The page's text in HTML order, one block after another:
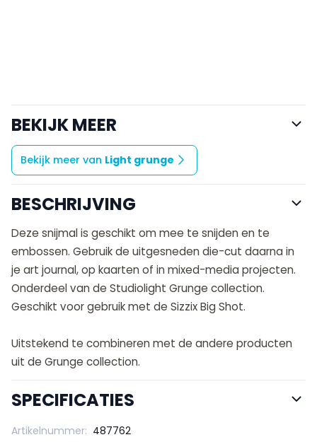
BEKIJK MEER
Bekijk meer van Light grunge
BESCHRIJVING
Deze snijmal is geschikt om mee te snijden en te
embossen. Gebruik de uitgesneden die-cut daarna in
je art journal, op kaarten of in mixed-media projecten.
Onderdeel van de Studiolight Grunge collection.
Geschikt voor gebruik met de Sizzix Big Shot.
Uitstekend te combineren met de andere producten
uit de Grunge collection.
SPECIFICATIES
Artikelnummer: 487762